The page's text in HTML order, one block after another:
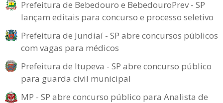
Prefeitura de Bebedouro e BebedouroPrev - SP
lançam editais para concurso e processo seletivo
Prefeitura de Jundiaí - SP abre concursos públicos
com vagas para médicos
Prefeitura de Itupeva - SP abre concurso público
para guarda civil municipal
MP - SP abre concurso público para Analista de